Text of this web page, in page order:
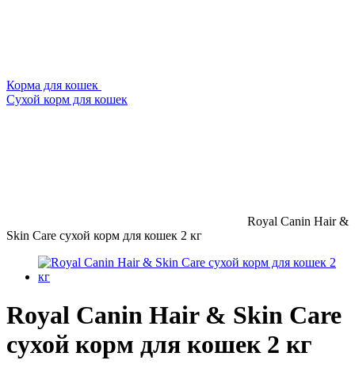
Корма для кошек
Сухой корм для кошек
Royal Canin Hair &
Skin Care сухой корм для кошек 2 кг
Royal Canin Hair & Skin Care
сухой корм для кошек 2 кг